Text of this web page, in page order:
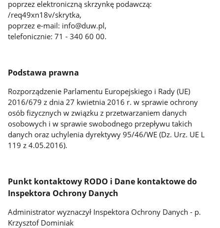
poprzez elektroniczną skrzynkę podawczą:
/req49xn18v/skrytka,
poprzez e-mail: info@duw.pl,
telefonicznie: 71 - 340 60 00.
Podstawa prawna
Rozporządzenie Parlamentu Europejskiego i Rady (UE)
2016/679 z dnia 27 kwietnia 2016 r. w sprawie ochrony
osób fizycznych w związku z przetwarzaniem danych
osobowych i w sprawie swobodnego przepływu takich
danych oraz uchylenia dyrektywy 95/46/WE (Dz. Urz. UE L
119 z 4.05.2016).
Punkt kontaktowy RODO i Dane kontaktowe do
Inspektora Ochrony Danych
Administrator wyznaczył Inspektora Ochrony Danych - p.
Krzysztof Dominiak